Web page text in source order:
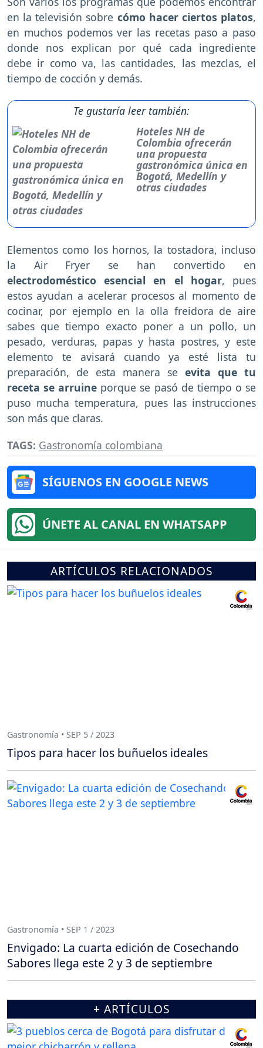
en la televisión sobre cómo hacer ciertos platos,
en muchos podemos ver las recetas paso a paso
donde nos explican por qué cada ingrediente
debe ir como va, las cantidades, las mezclas, el
tiempo de cocción y demás.
Te gustaría leer también:
Hoteles NH de
Colombia ofrecerán
una propuesta
gastronómica única en
Bogotá, Medellín y
otras ciudades
Elementos como los hornos, la tostadora, incluso
la Air Fryer se han convertido en
electrodoméstico esencial en el hogar, pues
estos ayudan a acelerar procesos al momento de
cocinar, por ejemplo en la olla freidora de aire
sabes que tiempo exacto poner a un pollo, un
pesado, verduras, papas y hasta postres, y este
elemento te avisará cuando ya esté lista tu
preparación, de esta manera se evita que tu
receta se arruine porque se pasó de tiempo o se
puso mucha temperatura, pues las instrucciones
son más que claras.
TAGS: Gastronomía colombiana
SÍGUENOS EN GOOGLE NEWS
ÚNETE AL CANAL EN WHATSAPP
ARTÍCULOS RELACIONADOS
Gastronomía • SEP 5 / 2023
Tipos para hacer los buñuelos ideales
Gastronomía • SEP 1 / 2023
Envigado: La cuarta edición de Cosechando
Sabores llega este 2 y 3 de septiembre
+ ARTÍCULOS